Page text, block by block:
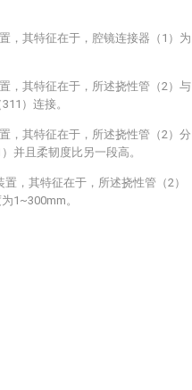
，其特征在于，腔镜连接器（1）为
，其特征在于，所述挠性管（2）与
）连接。
，其特征在于，所述挠性管（2）分
并且柔韧度比另一段高。
，其特征在于，所述挠性管（2）
1~300mm。